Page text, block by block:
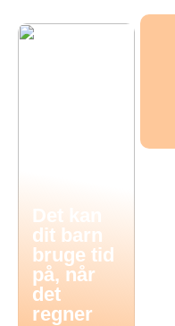
Det kan
dit barn
bruge tid
på, når
det
regner